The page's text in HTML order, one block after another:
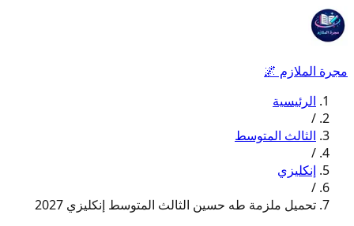
مجرة الملازم 🌌
الرئيسية
/
الثالث المتوسط
/
إنكليزي
/
تحميل ملزمة طه حسين الثالث المتوسط إنكليزي 2027